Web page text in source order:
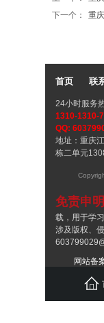
下一个：
重
24小时服务
1310-1310-
QQ:
地址：重庆
栋二单元
首页 联
网站备
免责申明
载，用于学
涉及版权、